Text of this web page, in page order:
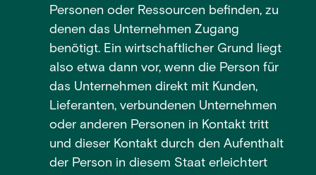
Personen oder Ressourcen befinden, zu
denen das Unternehmen Zugang
benötigt. Ein wirtschaftlicher Grund liegt
also etwa dann vor, wenn die Person für
das Unternehmen direkt mit Kunden,
Lieferanten, verbundenen Unternehmen
oder anderen Personen in Kontakt tritt
und dieser Kontakt durch den Aufenthalt
der Person in diesem Staat erleichtert